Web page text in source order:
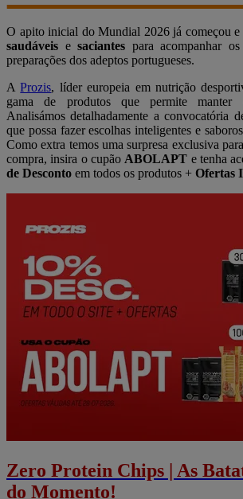
O apito inicial do Mundial 2026 já começou
saudáveis esaciantes para acompanhar
preparações dos adeptos portugueses.
AProzis, líder europeia em nutrição
gama de produtos que permite manter
Analisámos detalhadamente a convocatória
que possa fazer escolhas inteligentes e
Como extra temos uma surpresa exclusiva
compra, insira o cupão ABOLAPT e tenha
de Desconto em todos os produtos + Ofertas
Zero Protein Chips | As
do Momento!